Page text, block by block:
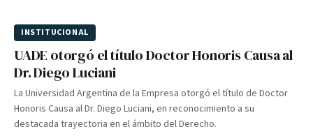
INSTITUCIONAL
UADE otorgó el título Doctor Honoris Causa al
Dr. Diego Luciani
La Universidad Argentina de la Empresa otorgó el título de Doctor
Honoris Causa al Dr. Diego Luciani, en reconocimiento a su
destacada trayectoria en el ámbito del Derecho.